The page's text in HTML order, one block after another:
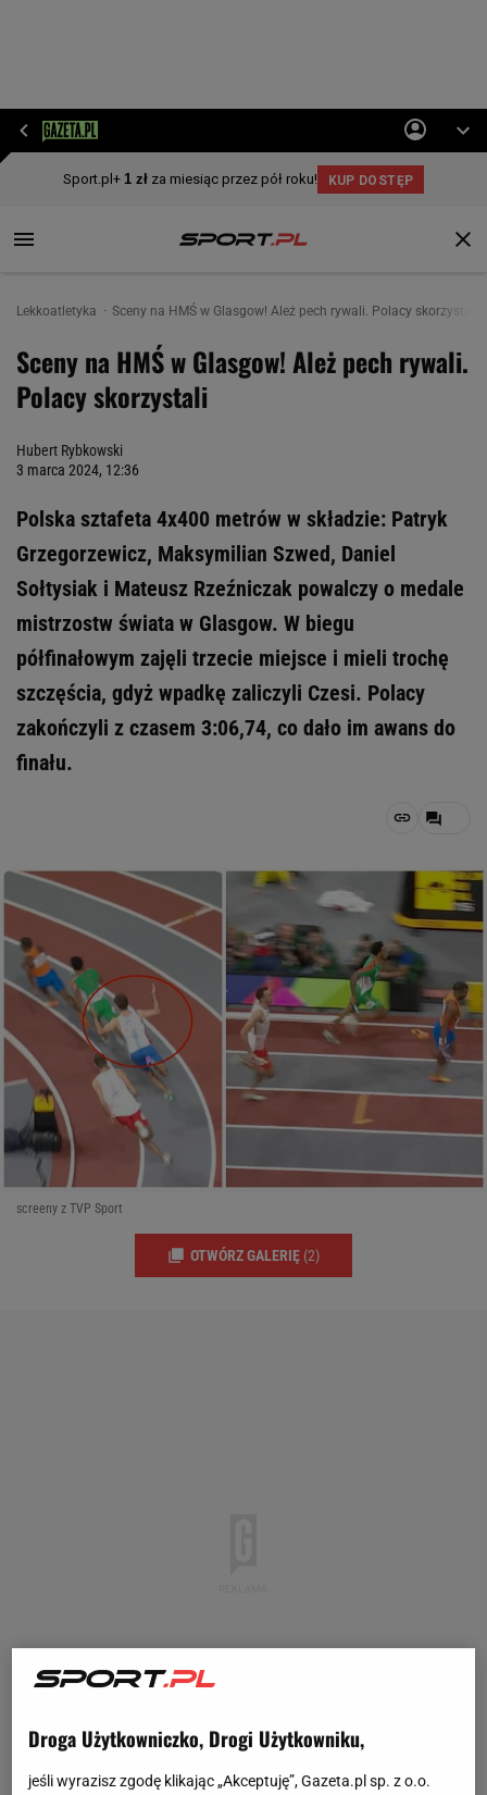
Lekkoatletyka Sceny na HMŚ w Glasgow! Ależ pech rywali. Polacy skorzystali
Sceny na HMŚ w Glasgow! Ależ pech rywali.
Polacy skorzystali
Hubert Rybkowski
3 marca 2024, 12:36
Polska sztafeta 4x400 metrów w składzie: Patryk
Grzegorzewicz, Maksymilian Szwed, Daniel
Sołtysiak i Mateusz Rzeźniczak powalczy o medale
mistrzostw świata w Glasgow. W biegu
półfinałowym zajęli trzecie miejsce i mieli trochę
szczęścia, gdyż wpadkę zaliczyli Czesi. Polacy
zakończyli z czasem 3:06,74, co dało im awans do
finału.
screeny z TVP Sport
OTWÓRZ GALERIĘ (2)
Droga Użytkowniczko, Drogi Użytkowniku,
jeśli wyrazisz zgodę klikając „Akceptuję”, Gazeta.pl sp. z o.o.